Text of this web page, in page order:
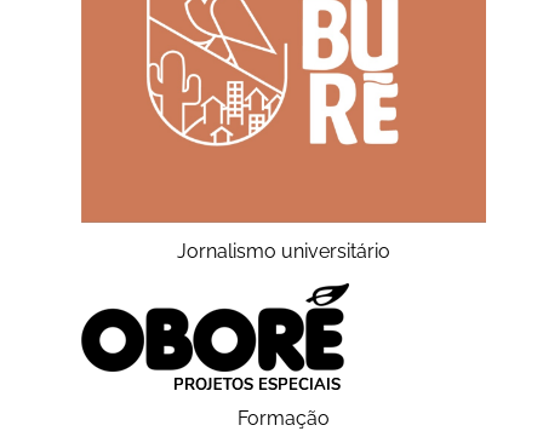
Jornalismo universitário
Formação